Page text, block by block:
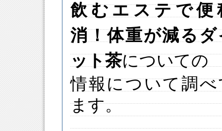
飲むエステで便
消！体重が減るダ
ット茶についての
情報について調べ
ます。